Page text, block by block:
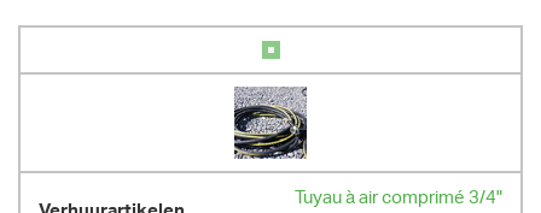
Tuyau à air comprimé 3/4"